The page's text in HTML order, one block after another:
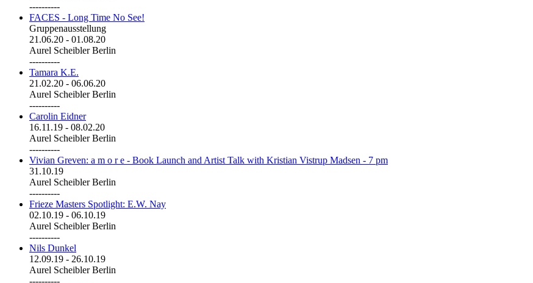
----------
FACES - Long Time No See!
Gruppenausstellung
21.06.20 - 01.08.20
Aurel Scheibler Berlin
----------
Tamara K.E.
21.02.20 - 06.06.20
Aurel Scheibler Berlin
----------
Carolin Eidner
16.11.19 - 08.02.20
Aurel Scheibler Berlin
----------
Vivian Greven: a m o r e - Book Launch and Artist Talk with Kristian Vistrup Madsen - 7 pm
31.10.19
Aurel Scheibler Berlin
----------
Frieze Masters Spotlight: E.W. Nay
02.10.19 - 06.10.19
Aurel Scheibler Berlin
----------
Nils Dunkel
12.09.19 - 26.10.19
Aurel Scheibler Berlin
----------